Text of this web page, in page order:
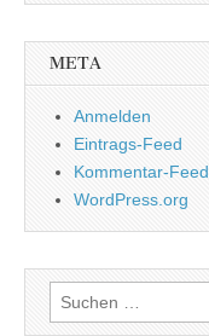
META
Anmelden
Eintrags-Feed
Kommentar-Feed
WordPress.org
Suchen
nach: